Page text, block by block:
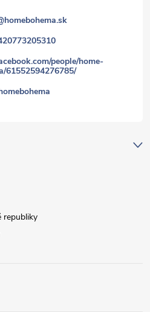
homebohema.sk
people/home-
61552594276785/